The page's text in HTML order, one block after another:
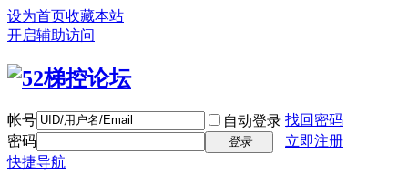
设为首页收藏本站
开启辅助访问
帐号 自动登录 找回密码
密码
登录
立即注册
快捷导航